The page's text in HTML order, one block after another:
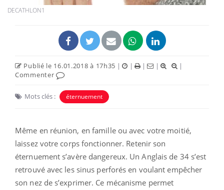
DECATHLON1
Publié le 16.01.2018 à 17h35 | | | |
|
Commenter
Mots clés : éternuement
Même en réunion, en famille ou avec votre moitié,
laissez votre corps fonctionner. Retenir son
éternuement s’avère dangereux. Un Anglais de 34 s’est
retrouvé avec les sinus perforés en voulant empêcher
son nez de s’exprimer. Ce mécanisme permet